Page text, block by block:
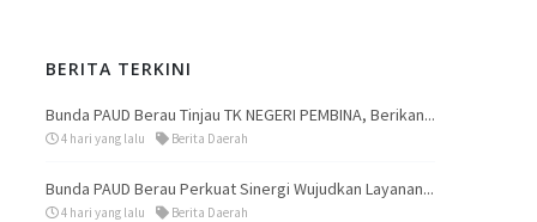
BERITA TERKINI
Bunda PAUD Berau Tinjau TK NEGERI PEMBINA, Berikan...
4 hari yang lalu Berita Daerah
Bunda PAUD Berau Perkuat Sinergi Wujudkan Layanan...
4 hari yang lalu Berita Daerah